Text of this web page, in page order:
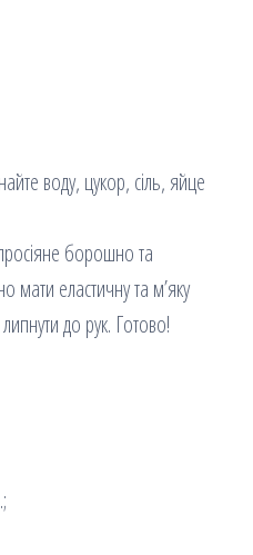
воду, цукор, сіль, яйце
борошно та
мати еластичну та м’яку
до рук. Готово!